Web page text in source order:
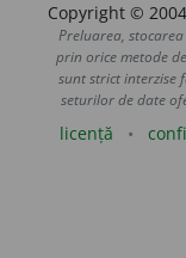
Copyright ©
Preluarea,
prin orice metode
sunt strict interzise
seturilor de date
licență